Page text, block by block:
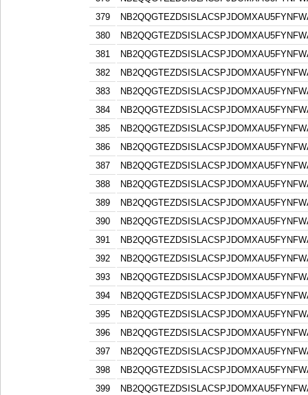
379
380
381
382
383
384
385
386
387
388
389
390
391
392
393
394
395
396
397
398
399